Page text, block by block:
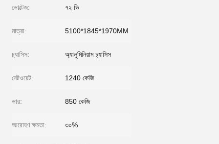
ভোল্টেজ: ৭২ ভি
মাত্রা: 5100*1845*1970MM
চ্যাসিস: অ্যালুমিনিয়াম চ্যাসিস
নেটওয়েট: 1240 কেজি
ভার: 850 কেজি
আরোহণ ক্ষমতা: ৩০%